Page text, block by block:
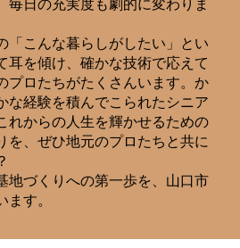
毎日の充実度も劇的に変わりま
「こんな暮らしがしたい」とい
耳を傾け、確かな技術で応えて
プロたちがたくさんいます。か
な経験を積んでこられたシニア
れからの人生を輝かせるための
を、ぜひ地元のプロたちと共に
地づくりへの第一歩を、山口市
ます。